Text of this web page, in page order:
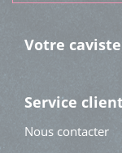
Votre
Service
Nous contacter